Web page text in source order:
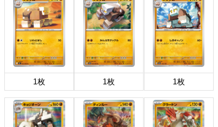
1枚 1枚 1枚